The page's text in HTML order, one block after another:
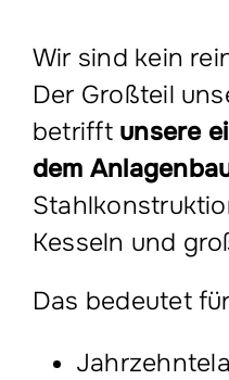
Wir sind kein
Der Großteil
betrifft unsere
dem
Kesseln und
Das bedeutet